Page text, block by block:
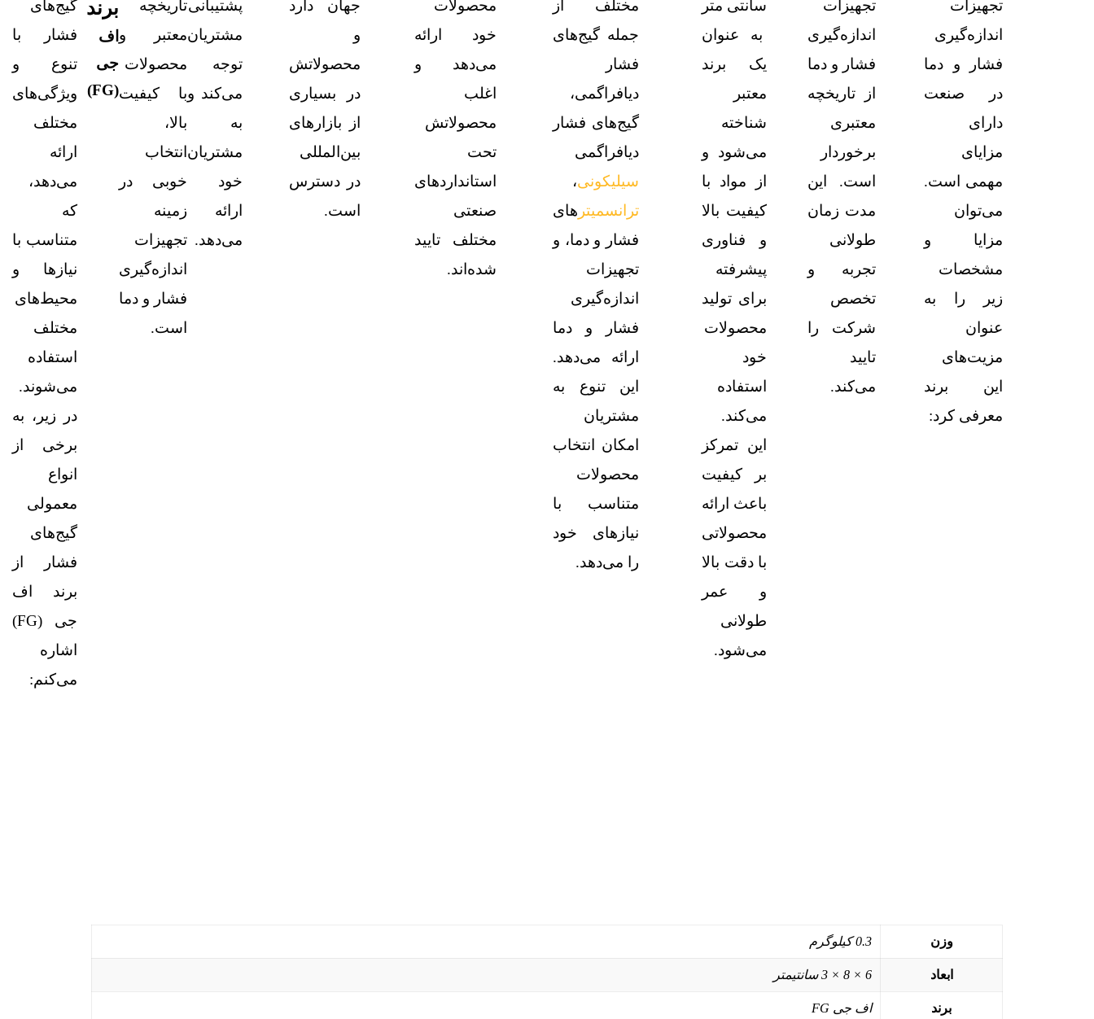
تجهیزات
اندازه‌گیری
فشار و دما
در صنعت
دارای
مزایای
مهمی است.
می‌توان
مزایا و
مشخصات
زیر را به
عنوان
مزیت‌های
این برند
معرفی کرد:
تجهیزات
اندازه‌گیری
فشار و دما
از تاریخچه
معتبری
برخوردار
است. این
مدت زمان
طولانی
تجربه و
تخصص
شرکت را
تایید
می‌کند.
سانتی متر
به عنوان
یک برند
معتبر
شناخته
می‌شود و
از مواد با
کیفیت بالا
و فناوری
پیشرفته
برای تولید
محصولات
خود
استفاده
می‌کند.
این تمرکز
بر کیفیت
باعث ارائه
محصولاتی
با دقت بالا
و عمر
طولانی
می‌شود.
مختلف از
جمله گیج‌های
فشار
دیافراگمی،
گیج‌های فشار
دیافراگمی
سیلیکونی،
ترانسمیتر های
فشار و دما، و
تجهیزات
اندازه‌گیری
فشار و دما
ارائه می‌دهد.
این تنوع به
مشتریان
امکان انتخاب
محصولات
متناسب با
نیازهای خود
را می‌دهد.
محصولات
خود ارائه
می‌دهد و
اغلب
محصولاتش
تحت
استانداردهای
صنعتی
مختلف تایید
شده‌اند.
جهان دارد
و
محصولاتش
در بسیاری
از بازارهای
بین‌المللی
در دسترس
است.
پشتیبانی
مشتریان
توجه
می‌کند و
به
مشتریان
خود
ارائه
می‌دهد.
تاریخچه
معتبر و
محصولات
با کیفیت
بالا،
انتخاب
خوبی در
زمینه
تجهیزات
اندازه‌گیری
فشار و دما
است.
برند
اف
جی
(FG)
گیج‌های
فشار با
تنوع و
ویژگی‌های
مختلف
ارائه
می‌دهد،
که
متناسب با
نیازها و
محیط‌های
مختلف
استفاده
می‌شوند.
در زیر، به
برخی از
انواع
معمولی
گیج‌های
فشار از
برند اف
جی (FG)
اشاره
می‌کنم:
وزن 0.3 کیلوگرم
ابعاد 6 × 8 × 3 سانتیمتر
برند اف جی FG